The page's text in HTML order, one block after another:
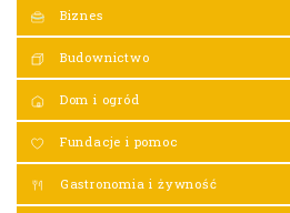
Biznes
Budownictwo
Dom i ogród
Fundacje i pomoc
Gastronomia i żywność